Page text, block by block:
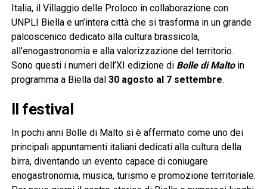
Italia, il Villaggio delle Proloco in collaborazione con
UNPLI Biella e un’intera città che si trasforma in un grande
palcoscenico dedicato alla cultura brassicola,
all’enogastronomia e alla valorizzazione del territorio.
Sono questi i numeri dell’XI edizione di Bolle di Maltoin
programma a Biella dal 30 agosto al 7 settembre.
Il festival
In pochi anni Bolle di Malto si è affermato come uno dei
principali appuntamenti italiani dedicati alla cultura della
birra, diventando un evento capace di coniugare
enogastronomia, musica, turismo e promozione territoriale.